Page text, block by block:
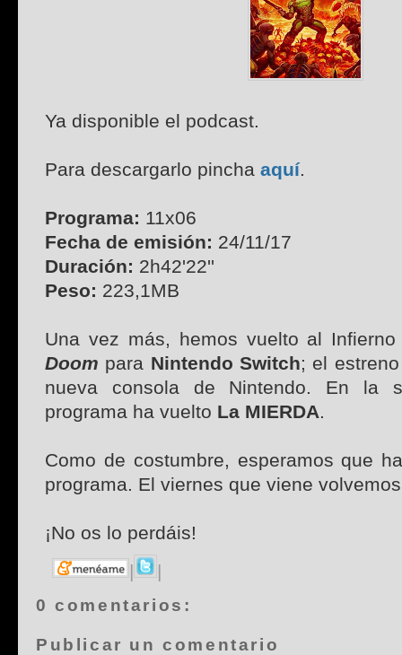
Ya disponible el podcast.
Para descargarlo pincha aquí.
Programa: 11x06
Fecha de emisión: 24/11/17
Duración: 2h42'22''
Peso: 223,1MB
Una vez más, hemos vuelto al
Doom para Nintendo Switch; el
nueva consola de Nintendo. En la
programa ha vuelto La MIERDA.
Como de costumbre, esperamos que
programa. El viernes que viene
¡No os lo perdáis!
|
|
0 comentarios:
Publicar un comentario